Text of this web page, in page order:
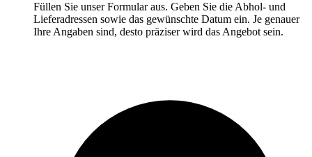
Füllen Sie unser Formular aus. Geben Sie die Abhol- und
Lieferadressen sowie das gewünschte Datum ein. Je genauer
Ihre Angaben sind, desto präziser wird das Angebot sein.